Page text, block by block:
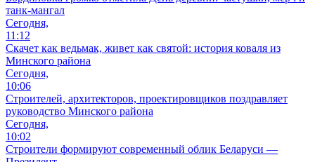
танк-мангал
Сегодня,
11:12
Скачет как ведьмак, живет как святой: история коваля из
Минского района
Сегодня,
10:06
Cтроителей, архитекторов, проектировщиков поздравляет
руководство Минского района
Сегодня,
10:02
Строители формируют современный облик Беларуси —